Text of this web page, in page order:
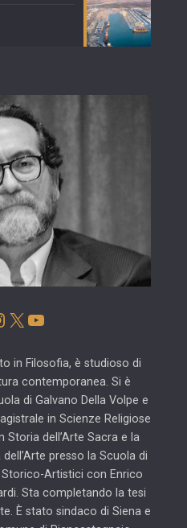
X YouTube
in Filosofia, è studioso di
contemporanea. Si è
di Galvano Della Volpe e
in Scienze Religiose
Storia dell’Arte Sacra e la
presso la Scuola di
Artistici con Enrico
Sta completando la tesi
È stato sindaco di Siena e